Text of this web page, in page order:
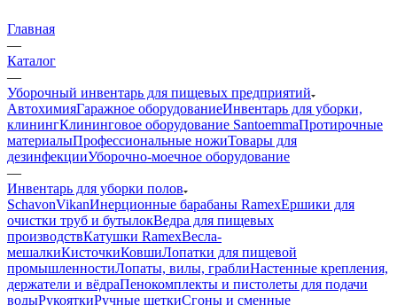
Главная
—
Каталог
—
Уборочный инвентарь для пищевых предприятий
АвтохимияГаражное оборудованиеИнвентарь для уборки,
клинингКлининговое оборудование SantoemmaПротирочные
материалыПрофессиональные ножиТовары для
дезинфекцииУборочно-моечное оборудование
—
Инвентарь для уборки полов
SchavonVikanИнерционные барабаны RamexЕршики для
очистки труб и бутылокВедра для пищевых
производствКатушки RamexВесла-
мешалкиКисточкиКовшиЛопатки для пищевой
промышленностиЛопаты, вилы, граблиНастенные крепления,
держатели и вёдраПенокомплекты и пистолеты для подачи
водыРукояткиРучные щеткиСгоны и сменные